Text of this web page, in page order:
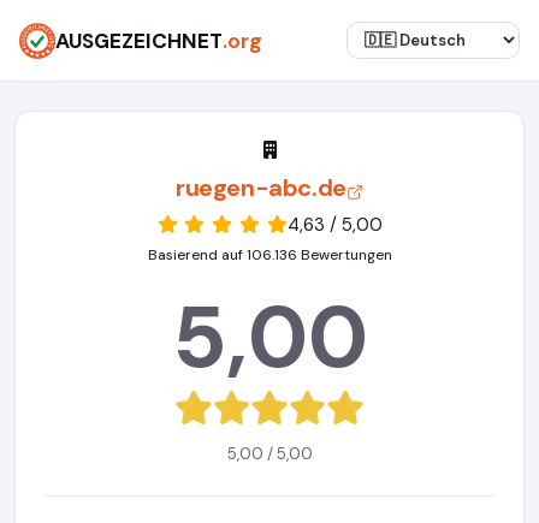
AUSGEZEICHNET.org
ruegen-abc.de
4,63 / 5,00
Basierend auf 106.136 Bewertungen
5,00
5,00 / 5,00